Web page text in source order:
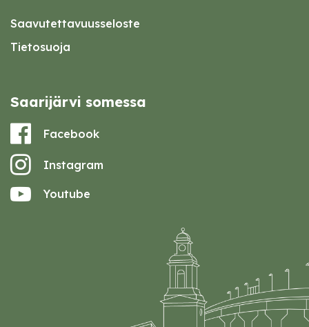
Saavutettavuusseloste
Tietosuoja
Saarijärvi somessa
Facebook
Instagram
Youtube